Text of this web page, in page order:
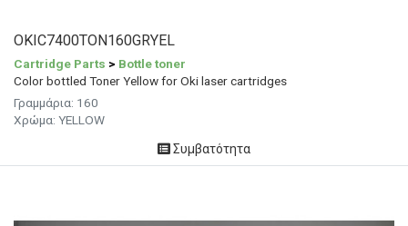
OKIC7400TON160GRYEL
Cartridge Parts > Bottle toner
Color bottled Toner Yellow for Oki laser cartridges
Γραμμάρια: 160
Χρώμα: YELLOW
Συμβατότητα